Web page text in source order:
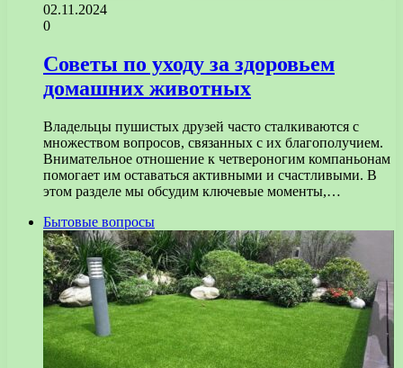
02.11.2024
0
Советы по уходу за здоровьем
домашних животных
Владельцы пушистых друзей часто сталкиваются с
множеством вопросов, связанных с их благополучием.
Внимательное отношение к четвероногим компаньонам
помогает им оставаться активными и счастливыми. В
этом разделе мы обсудим ключевые моменты,…
Бытовые вопросы